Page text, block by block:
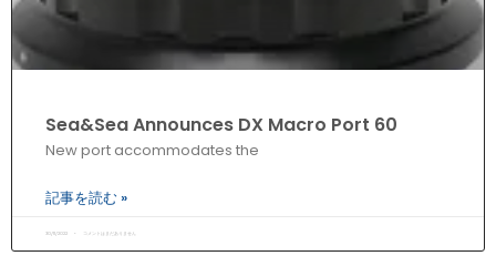
Sea&Sea Announces DX Macro Port 60
New port accommodates the
記事を読む »
30/11/2022 コメントはまだありません